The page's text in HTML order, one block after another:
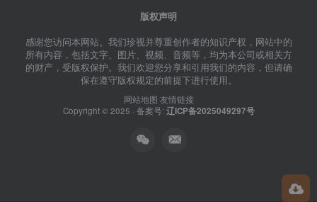
版权声明
感谢您访问本网站。我们珍视并尊重创作者的知识产权，网站中的
所有内容，包括文字、图片、视频、音频等，均为本公司或相关方
的财产，受版权保护。我们欢迎您分享和引用我们的内容，但请确
保在遵守版权规定的前提下进行使用。
网站地图 友情链接
Copyright © 2025 · 备案号: 辽ICP备2025049297号